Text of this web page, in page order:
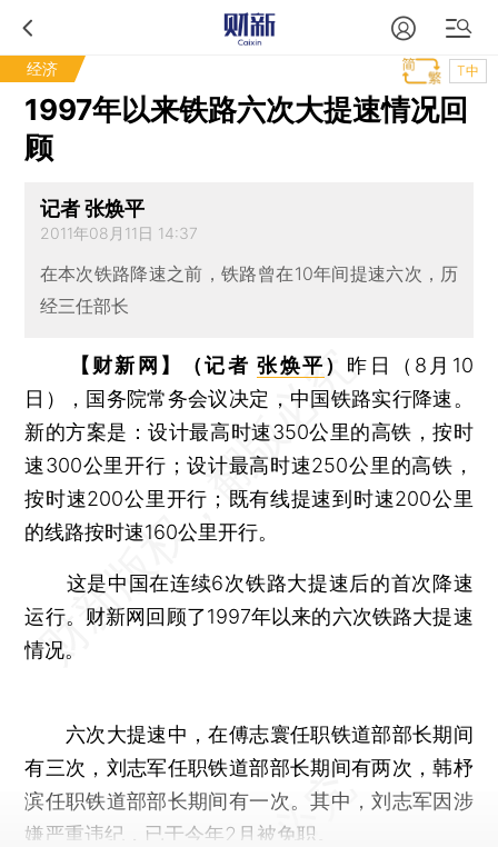
经济 T中
1997年以来铁路六次大提速情况回
顾
记者 张焕平
2011年08月11日 14:37
在本次铁路降速之前，铁路曾在10年间提速六次，历
经三任部长
【财新网】（记者张焕平） 昨日（8月10
日），国务院常务会议决定，中国铁路实行降速。
新的方案是：设计最高时速350公里的高铁，按时
速300公里开行；设计最高时速250公里的高铁，
按时速200公里开行；既有线提速到时速200公里
的线路按时速160公里开行。
这是中国在连续6次铁路大提速后的首次降速
运行。财新网回顾了1997年以来的六次铁路大提速
情况。
六次大提速中，在傅志寰任职铁道部部长期间
有三次，刘志军任职铁道部部长期间有两次，韩杼
滨任职铁道部部长期间有一次。其中，刘志军因涉
嫌严重违纪，已于今年2月被免职。